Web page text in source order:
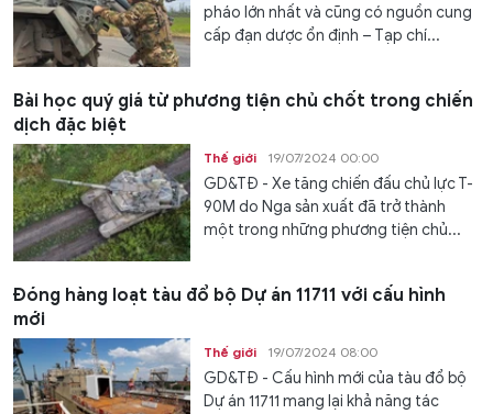
pháo lớn nhất và cũng có nguồn cung
cấp đạn dược ổn định – Tạp chí...
Bài học quý giá từ phương tiện chủ chốt trong chiến
dịch đặc biệt
Thế giới 19/07/2024 00:00
GD&TĐ - Xe tăng chiến đấu chủ lực T-
90M do Nga sản xuất đã trở thành
một trong những phương tiện chủ...
Đóng hàng loạt tàu đổ bộ Dự án 11711 với cấu hình
mới
Thế giới 19/07/2024 08:00
GD&TĐ - Cấu hình mới của tàu đổ bộ
Dự án 11711 mang lại khả năng tác